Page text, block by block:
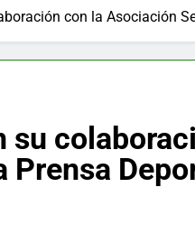
con la Asociación
su
Prensa